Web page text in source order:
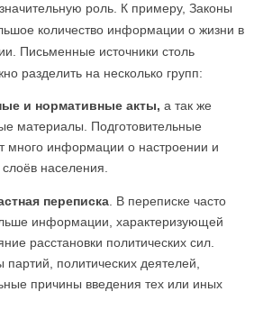
роль. К примеру, Законы
количество информации о жизни в
Письменные источники столь
разделить на несколько групп:
и нормативные акты, а так же
материалы. Подготовительные
много информации о настроении и
населения.
переписка. В переписке часто
информации, характеризующей
расстановки политических сил.
политических деятелей,
причины введения тех или иных